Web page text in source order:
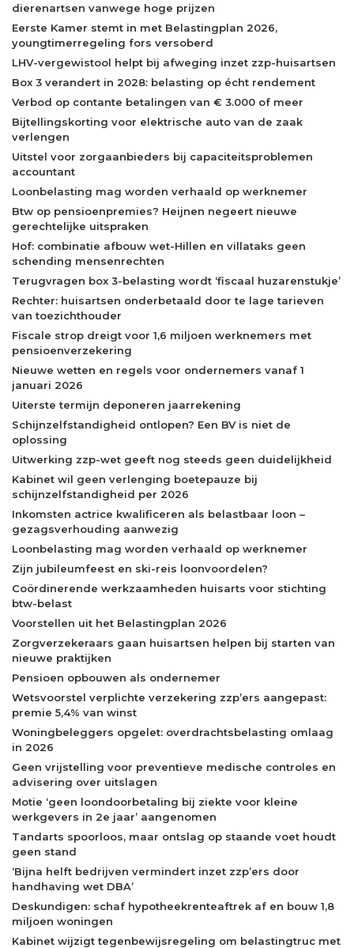
dierenartsen vanwege hoge prijzen
Eerste Kamer stemt in met Belastingplan 2026,
youngtimerregeling fors versoberd
LHV-vergewistool helpt bij afweging inzet zzp-huisartsen
Box 3 verandert in 2028: belasting op écht rendement
Verbod op contante betalingen van € 3.000 of meer
Bijtellingskorting voor elektrische auto van de zaak
verlengen
Uitstel voor zorgaanbieders bij capaciteitsproblemen
accountant
Loonbelasting mag worden verhaald op werknemer
Btw op pensioenpremies? Heijnen negeert nieuwe
gerechtelijke uitspraken
Hof: combinatie afbouw wet-Hillen en villataks geen
schending mensenrechten
Terugvragen box 3-belasting wordt ‘fiscaal huzarenstukje’
Rechter: huisartsen onderbetaald door te lage tarieven
van toezichthouder
Fiscale strop dreigt voor 1,6 miljoen werknemers met
pensioenverzekering
Nieuwe wetten en regels voor ondernemers vanaf 1
januari 2026
Uiterste termijn deponeren jaarrekening
Schijnzelfstandigheid ontlopen? Een BV is niet de
oplossing
Uitwerking zzp-wet geeft nog steeds geen duidelijkheid
Kabinet wil geen verlenging boetepauze bij
schijnzelfstandigheid per 2026
Inkomsten actrice kwalificeren als belastbaar loon –
gezagsverhouding aanwezig
Loonbelasting mag worden verhaald op werknemer
Zijn jubileumfeest en ski-reis loonvoordelen?
Coördinerende werkzaamheden huisarts voor stichting
btw-belast
Voorstellen uit het Belastingplan 2026
Zorgverzekeraars gaan huisartsen helpen bij starten van
nieuwe praktijken
Pensioen opbouwen als ondernemer
Wetsvoorstel verplichte verzekering zzp’ers aangepast:
premie 5,4% van winst
Woningbeleggers opgelet: overdrachtsbelasting omlaag
in 2026
Geen vrijstelling voor preventieve medische controles en
advisering over uitslagen
Motie ‘geen loondoorbetaling bij ziekte voor kleine
werkgevers in 2e jaar’ aangenomen
Tandarts spoorloos, maar ontslag op staande voet houdt
geen stand
‘Bijna helft bedrijven vermindert inzet zzp’ers door
handhaving wet DBA’
Deskundigen: schaf hypotheekrenteaftrek af en bouw 1,8
miljoen woningen
Kabinet wijzigt tegenbewijsregeling om belastingtruc met